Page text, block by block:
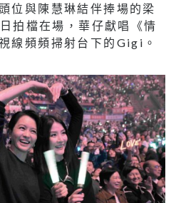
位與陳慧琳結伴捧場的梁
拍檔在場，華仔獻唱《情
線頻頻掃射台下的Gigi。